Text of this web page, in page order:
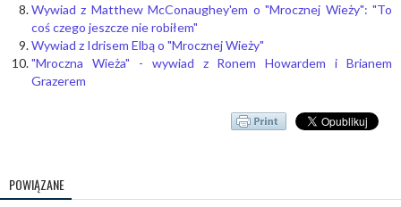
Wywiad z Matthew McConaughey'em o "Mrocznej Wieży": "To
coś czego jeszcze nie robiłem"
Wywiad z Idrisem Elbą o "Mrocznej Wieży"
"Mroczna Wieża" - wywiad z Ronem Howardem i Brianem
Grazerem
POWIĄZANE